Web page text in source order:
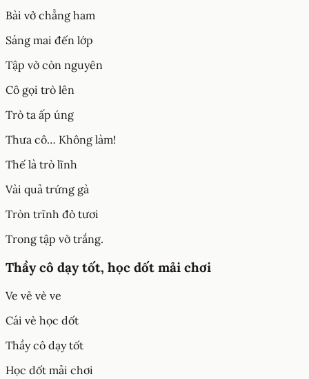
Bài vở chẳng ham
Sáng mai đến lớp
Tập vở còn nguyên
Cô gọi trò lên
Trò ta ấp úng
Thưa cô… Không làm!
Thế là trò lĩnh
Vài quả trứng gà
Tròn trĩnh đỏ tươi
Trong tập vở trắng.
Thầy cô dạy tốt, học dốt mải chơi
Ve vẻ vè ve
Cái vè học dốt
Thầy cô dạy tốt
Học dốt mải chơi